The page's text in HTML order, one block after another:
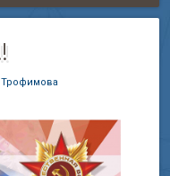
Трофимова